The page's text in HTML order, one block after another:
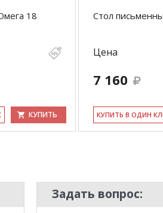
18
КУПИТЬ
Стол
Цена
7 160
КУ­ПИТЬ В ОДИН
Задать вопрос: